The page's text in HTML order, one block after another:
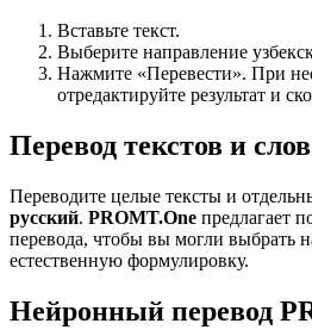
Вставьте текст.
Выберите направление
Нажмите «Перевести». При
отредактируйте результат и
Перевод текстов и слов
Переводите целые тексты и
русский. PROMT.One предлагает
перевода, чтобы вы могли выбрать
естественную формулировку.
Нейронный перевод